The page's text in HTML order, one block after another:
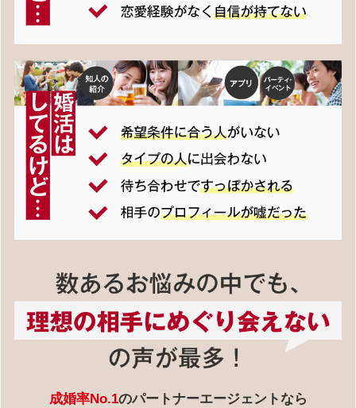
成婚率No.1のパートナーエージェントなら